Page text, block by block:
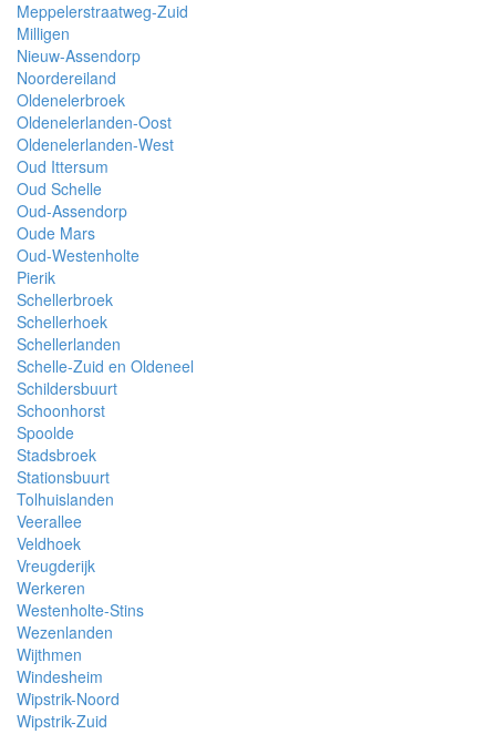
Meppelerstraatweg-Zuid
Milligen
Nieuw-Assendorp
Noordereiland
Oldenelerbroek
Oldenelerlanden-Oost
Oldenelerlanden-West
Oud Ittersum
Oud Schelle
Oud-Assendorp
Oude Mars
Oud-Westenholte
Pierik
Schellerbroek
Schellerhoek
Schellerlanden
Schelle-Zuid en Oldeneel
Schildersbuurt
Schoonhorst
Spoolde
Stadsbroek
Stationsbuurt
Tolhuislanden
Veerallee
Veldhoek
Vreugderijk
Werkeren
Westenholte-Stins
Wezenlanden
Wijthmen
Windesheim
Wipstrik-Noord
Wipstrik-Zuid